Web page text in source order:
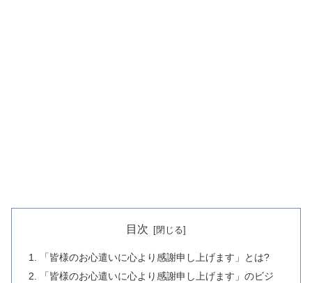
目次
「皆様のお心遣いに心より感謝申し上げます」とは?
「皆様のお心遣いに心より感謝申し上げます」のビジ